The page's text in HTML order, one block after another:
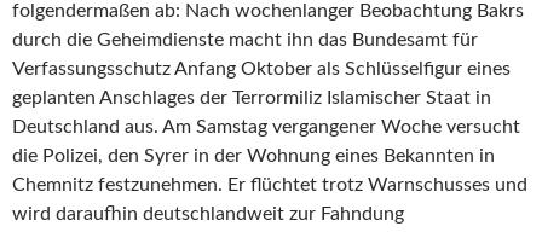
folgendermaßen ab: Nach wochenlanger Beobachtung Bakrs
durch die Geheimdienste macht ihn das Bundesamt für
Verfassungsschutz Anfang Oktober als Schlüsselfigur eines
geplanten Anschlages der Terrormiliz Islamischer Staat in
Deutschland aus. Am Samstag vergangener Woche versucht
die Polizei, den Syrer in der Wohnung eines Bekannten in
Chemnitz festzunehmen. Er flüchtet trotz Warnschusses und
wird daraufhin deutschlandweit zur Fahndung